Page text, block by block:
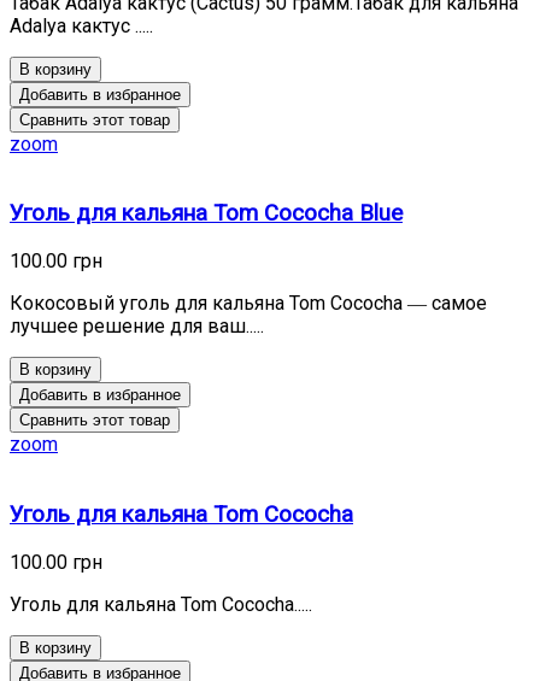
Adalya кактус .....
В корзину
Добавить в избранное
Сравнить этот товар
zoom
Уголь для кальяна Tom Cococha Blue
100.00 грн
Кокосовый уголь для кальяна Tom Cococha ― самое
лучшее решение для ваш.....
В корзину
Добавить в избранное
Сравнить этот товар
zoom
Уголь для кальяна Tom Cococha
100.00 грн
Уголь для кальяна Tom Cococha.....
В корзину
Добавить в избранное